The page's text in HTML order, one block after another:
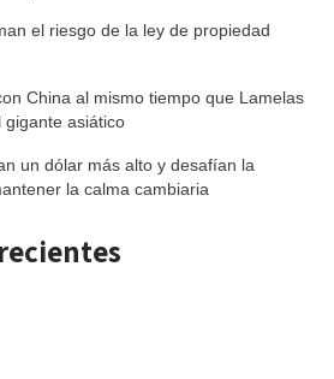
el riesgo de la ley de propiedad
China al mismo tiempo que Lamelas
gigante asiático
un dólar más alto y desafían la
la calma cambiaria